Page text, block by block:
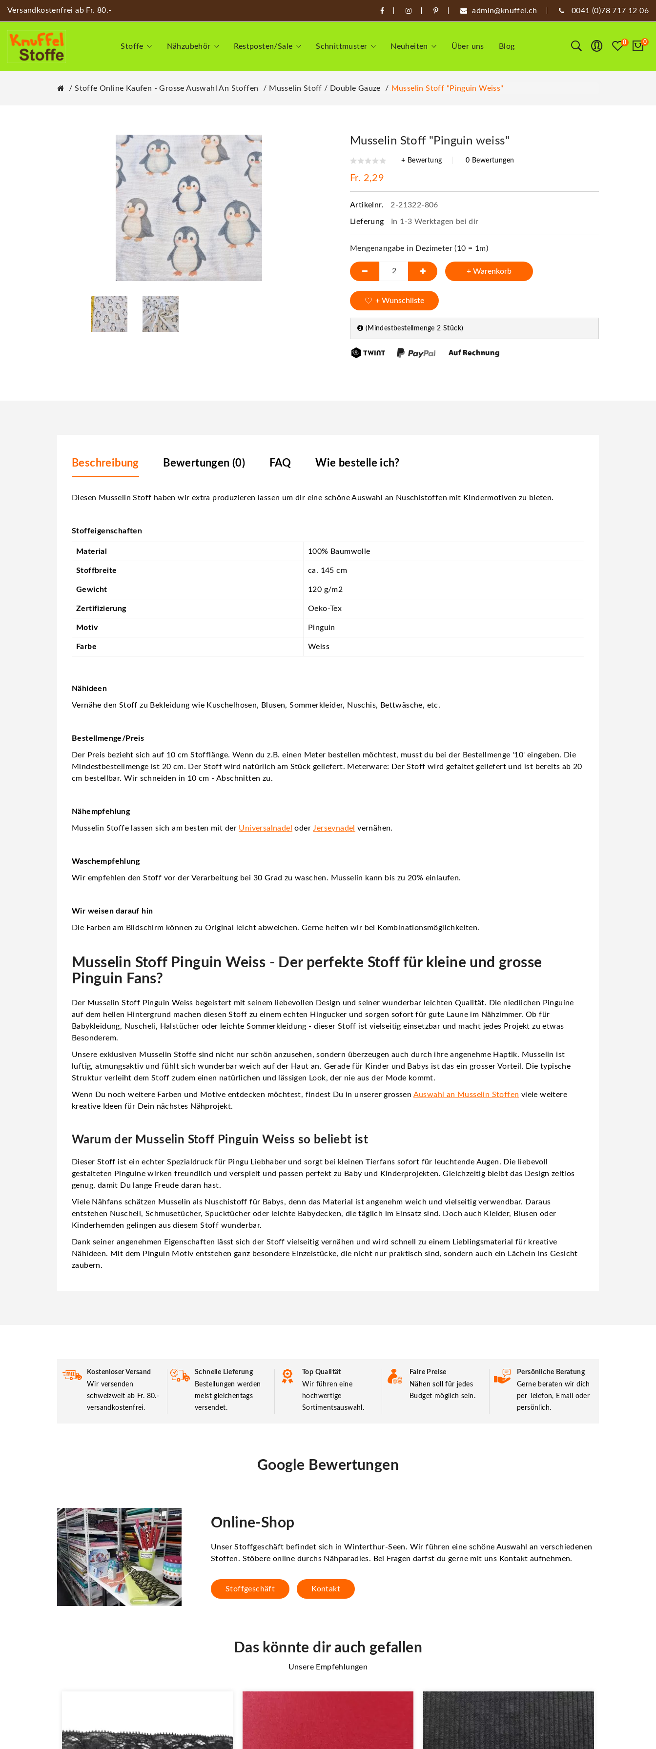
Versandkostenfrei ab Fr. 80.- admin@knuffel.ch 0041 (0)78 717 12 06
Stoffe Nähzubehör Restposten/Sale Schnittmuster Neuheiten Über uns Blog 0 0
Stoffe Online Kaufen - Grosse Auswahl An Stoffen Musselin Stoff / Double Gauze Musselin Stoff "Pinguin Weiss"
Musselin Stoff "Pinguin weiss"
+ Bewertung 0 Bewertungen
Fr. 2,29
Artikelnr. 2-21322-806
Lieferung In 1-3 Werktagen bei dir
Mengenangabe in Dezimeter (10 = 1m)
+ Warenkorb
+ Wunschliste
(Mindestbestellmenge 2 Stück)
Beschreibung Bewertungen (0) FAQ Wie bestelle ich?
Diesen Musselin Stoff haben wir extra produzieren lassen um dir eine schöne Auswahl an Nuschistoffen mit Kindermotiven zu bieten.
Stoffeigenschaften
Material 100% Baumwolle
Stoffbreite ca. 145 cm
Gewicht 120 g/m2
Zertifizierung Oeko-Tex
Motiv Pinguin
Farbe Weiss
Nähideen
Vernähe den Stoff zu Bekleidung wie Kuschelhosen, Blusen, Sommerkleider, Nuschis, Bettwäsche, etc.
Bestellmenge/Preis
Der Preis bezieht sich auf 10 cm Stofflänge. Wenn du z.B. einen Meter bestellen möchtest, musst du bei der Bestellmenge '10' eingeben. Die
Mindestbestellmenge ist 20 cm. Der Stoff wird natürlich am Stück geliefert. Meterware: Der Stoff wird gefaltet geliefert und ist bereits ab 20
cm bestellbar. Wir schneiden in 10 cm - Abschnitten zu.
Nähempfehlung
Musselin Stoffe lassen sich am besten mit der Universalnadel oder Jerseynadel vernähen.
Waschempfehlung
Wir empfehlen den Stoff vor der Verarbeitung bei 30 Grad zu waschen. Musselin kann bis zu 20% einlaufen.
Wir weisen darauf hin
Die Farben am Bildschirm können zu Original leicht abweichen. Gerne helfen wir bei Kombinationsmöglichkeiten.
Musselin Stoff Pinguin Weiss - Der perfekte Stoff für kleine und grosse
Pinguin Fans?
Der Musselin Stoff Pinguin Weiss begeistert mit seinem liebevollen Design und seiner wunderbar leichten Qualität. Die niedlichen Pinguine
auf dem hellen Hintergrund machen diesen Stoff zu einem echten Hingucker und sorgen sofort für gute Laune im Nähzimmer. Ob für
Babykleidung, Nuscheli, Halstücher oder leichte Sommerkleidung - dieser Stoff ist vielseitig einsetzbar und macht jedes Projekt zu etwas
Besonderem.
Unsere exklusiven Musselin Stoffe sind nicht nur schön anzusehen, sondern überzeugen auch durch ihre angenehme Haptik. Musselin ist
luftig, atmungsaktiv und fühlt sich wunderbar weich auf der Haut an. Gerade für Kinder und Babys ist das ein grosser Vorteil. Die typische
Struktur verleiht dem Stoff zudem einen natürlichen und lässigen Look, der nie aus der Mode kommt.
Wenn Du noch weitere Farben und Motive entdecken möchtest, findest Du in unserer grossen Auswahl an Musselin Stoffen viele weitere
kreative Ideen für Dein nächstes Nähprojekt.
Warum der Musselin Stoff Pinguin Weiss so beliebt ist
Dieser Stoff ist ein echterSpezialdruck für Pingu Liebhaber und sorgt bei kleinen Tierfans sofort für leuchtende Augen. Die liebevoll
gestalteten Pinguine wirken freundlich und verspielt und passen perfekt zu Baby und Kinderprojekten. Gleichzeitig bleibt das Design zeitlos
genug, damit Du lange Freude daran hast.
Viele Nähfans schätzen Musselin als Nuschistoff für Babys, denn das Material ist angenehm weich und vielseitig verwendbar. Daraus
entstehen Nuscheli, Schmusetücher, Spucktücher oder leichte Babydecken, die täglich im Einsatz sind. Doch auch Kleider, Blusen oder
Kinderhemden gelingen aus diesem Stoff wunderbar.
Dank seiner angenehmen Eigenschaften lässt sich der Stoff vielseitig vernähen und wird schnell zu einem Lieblingsmaterial für kreative
Nähideen. Mit dem Pinguin Motiv entstehen ganz besondere Einzelstücke, die nicht nur praktisch sind, sondern auch ein Lächeln ins Gesicht
zaubern.
Kostenloser Versand
Wir versenden
schweizweit ab Fr. 80.-
versandkostenfrei.
Schnelle Lieferung
Bestellungen werden
meist gleichentags
versendet.
Top Qualität
Wir führen eine
hochwertige
Sortimentsauswahl.
Faire Preise
Nähen soll für jedes
Budget möglich sein.
Persönliche Beratung
Gerne beraten wir dich
per Telefon, Email oder
persönlich.
Google Bewertungen
Online-Shop
Unser Stoffgeschäft befindet sich in Winterthur-Seen. Wir führen eine schöne Auswahl an verschiedenen
Stoffen. Stöbere online durchs Nähparadies. Bei Fragen darfst du gerne mit uns Kontakt aufnehmen.
Stoffgeschäft Kontakt
Das könnte dir auch gefallen
Unsere Empfehlungen